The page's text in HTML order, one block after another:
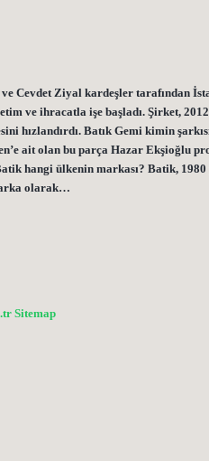
Cevdet Ziyal kardeşler tarafından
ve ihracatla işe başladı. Şirket, 2012
hızlandırdı. Batık Gemi kimin
ait olan bu parça Hazar Ekşioğlu
hangi ülkenin markası? Batik, 1980
olarak…
Sitemap